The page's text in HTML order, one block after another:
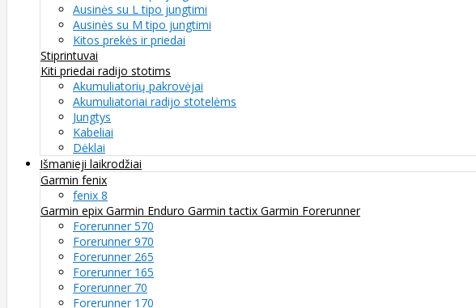
Ausinės su L tipo jungtimi
Ausinės su M tipo jungtimi
Kitos prekės ir priedai
Stiprintuvai
Kiti priedai radijo stotims
Akumuliatorių pakrovėjai
Akumuliatoriai radijo stotelėms
Jungtys
Kabeliai
Dėklai
Išmanieji laikrodžiai
Garmin fenix
fenix 8
Garmin epix Garmin Enduro Garmin tactix Garmin Forerunner
Forerunner 570
Forerunner 970
Forerunner 265
Forerunner 165
Forerunner 70
Forerunner 170